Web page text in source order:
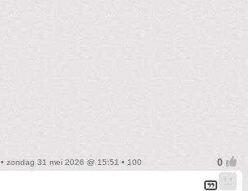
• zondag 31 mei 2026 @ 15:51 • 100